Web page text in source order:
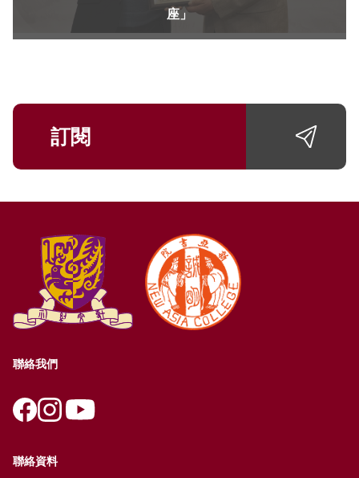
座」
訂閱
聯絡我們
聯絡資料